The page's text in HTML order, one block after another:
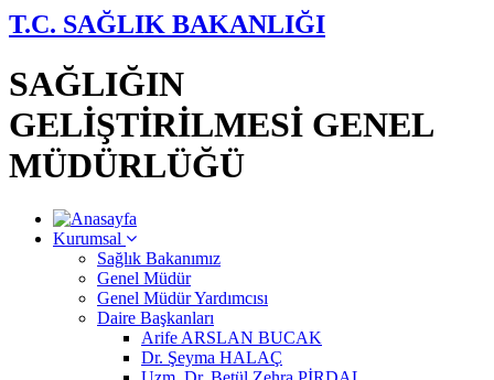
T.C. SAĞLIK BAKANLIĞI
SAĞLIĞIN
GELİŞTİRİLMESİ GENEL
MÜDÜRLÜĞÜ
Kurumsal
Sağlık Bakanımız
Genel Müdür
Genel Müdür Yardımcısı
Daire Başkanları
Arife ARSLAN BUCAK
Dr. Şeyma HALAÇ